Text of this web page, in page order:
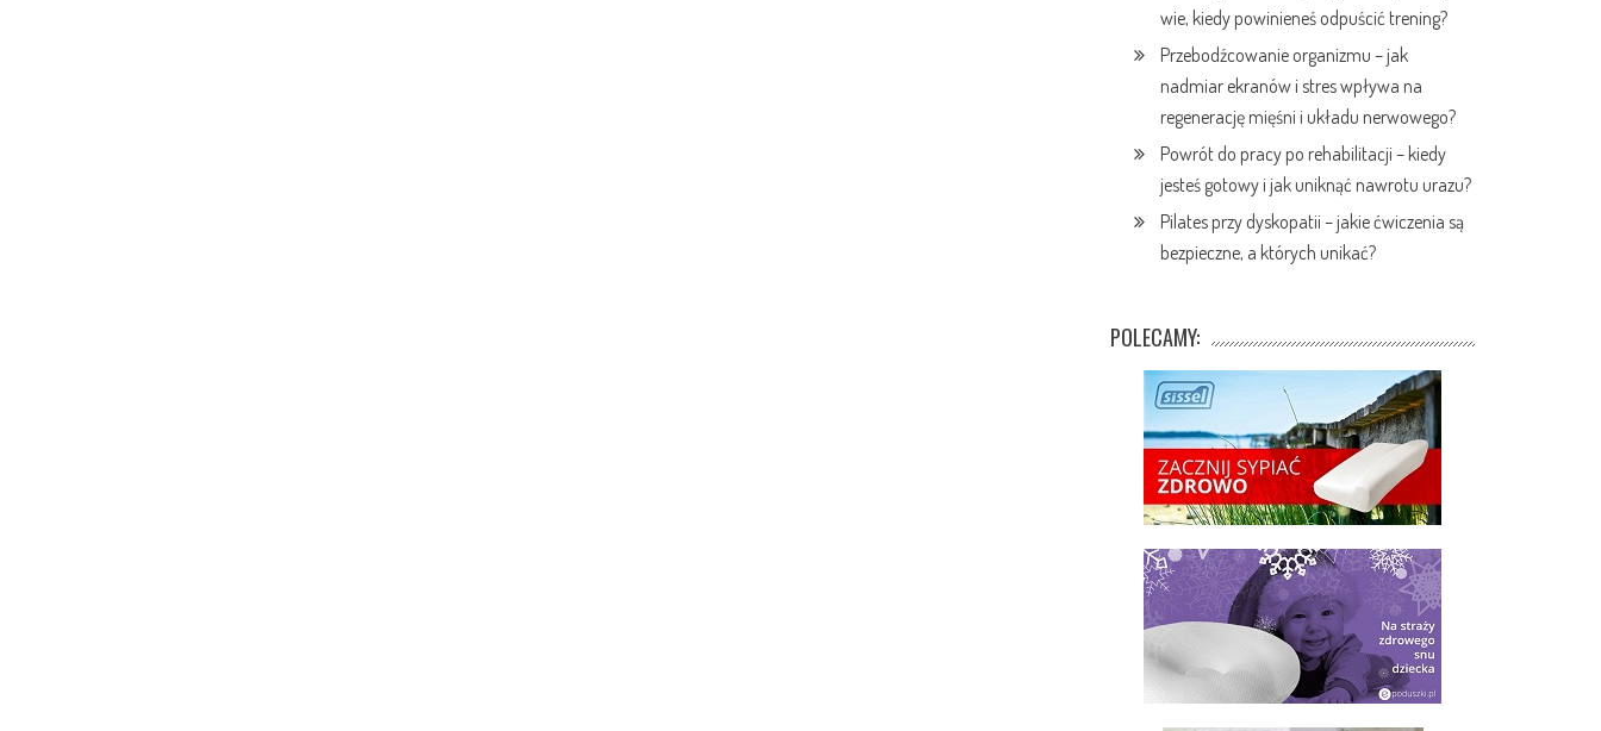
wie, kiedy powinieneś odpuścić trening?
Przebodźcowanie organizmu – jak
nadmiar ekranów i stres wpływa na
regenerację mięśni i układu nerwowego?
Powrót do pracy po rehabilitacji – kiedy
jesteś gotowy i jak uniknąć nawrotu urazu?
Pilates przy dyskopatii – jakie ćwiczenia są
bezpieczne, a których unikać?
POLECAMY: